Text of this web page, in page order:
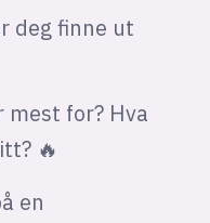
deg finne ut
mest for? Hva
🔥
en